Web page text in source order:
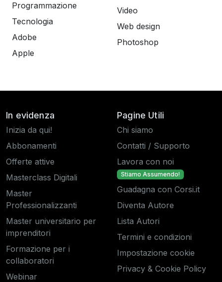
Programmazione
Tecnologia
Adobe
Apple
Video
Web design
Photoshop
In evidenza
Inizia da qui!
Abbonamenti
Offerte attive
Masterclass Digitali
Master
Professionalizzanti
Master universitario per
imprenditori
Formazione per i
collaboratori
Webinar
Pagine Utili
Chi siamo
Contatti / Supporto
Lavora con noi
Stiamo Assumendo!
Guadagna con Corsi.it
Diventa Autore
Lista Autori
Termini e condizioni
Impostazione cookie
Privacy & Cookie Policy